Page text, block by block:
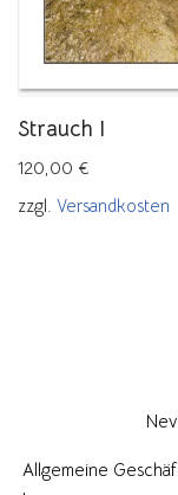
Strauch I
120,00 €
zzgl. Versandkosten
Allgemeine